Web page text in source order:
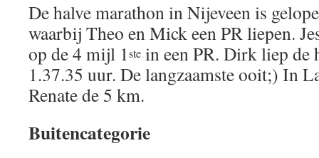
De halve marathon in Nijeveen is
waarbij Theo en Mick een PR liepen.
op de 4 mijl 1ste in een PR. Dirk liep de
1.37.35 uur. De langzaamste ooit;) In
Renate de 5 km.
Buitencategorie